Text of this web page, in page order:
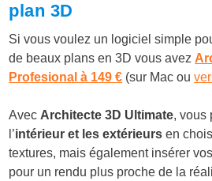
plan 3D
Si vous voulez un logiciel simple
de beaux plans en 3D vous avez
Profesional à 149 € (sur Mac ou
Avec Architecte 3D Ultimate, vous
l’intérieur et les extérieurs en
textures, mais également insérer
pour un rendu plus proche de la